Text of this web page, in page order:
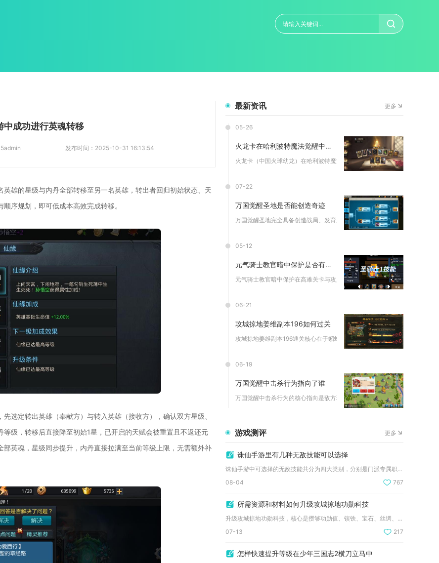
中成功进行英魂转移
发布时间： 2025-10-31 16:13:54
雄的星级与内丹全部转移至另一名英雄，转出者回归初始状态、天
序规划，即可低成本高效完成转移。
选定转出英雄（奉献方）与转入英雄（接收方），确认双方星级、
级，转移后直接降至初始1星，已开启的天赋会被重置且不返还元
英魂，星级同步提升，内丹直接拉满至当前等级上限，无需额外补
最新资讯 更多
05-26
火龙卡在哈利波特魔法觉醒中能否觉醒
火龙卡（中国火球幼龙）在哈利波特魔法觉醒中暂不支持觉醒，仅可...
07-22
万国觉醒圣地是否能创造奇迹
万国觉醒圣地完全具备创造战局、发育层面奇迹的能力，只要联盟完...
05-12
元气骑士教官暗中保护是否有必要
元气骑士教官暗中保护在高难关卡与攻坚BOSS战中非常有必要，...
06-21
攻城掠地姜维副本196如何过关
攻城掠地姜维副本196通关核心在于貂蝉驱虎带祝融首发、甘宁凤...
06-19
万国觉醒中击杀行为指向了谁
万国觉醒中击杀行为的核心指向是敌方玩家的T1-T5作战部队，...
游戏测评 更多
诛仙手游里有几种无敌技能可以选择
诛仙手游中可选择的无敌技能共分为四大类别，分别是门派专属职业...
08-04
767
所需资源和材料如何升级攻城掠地功勋科技
升级攻城掠地功勋科技，核心是攒够功勋值、镔铁、宝石、丝绸、锦...
07-13
217
怎样快速提升等级在少年三国志2横刀立马中